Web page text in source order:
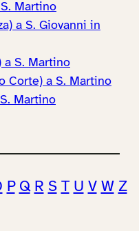
Martino
a S. Giovanni in
a S. Martino
Corte) a S. Martino
Martino
P Q R S T U V W Z